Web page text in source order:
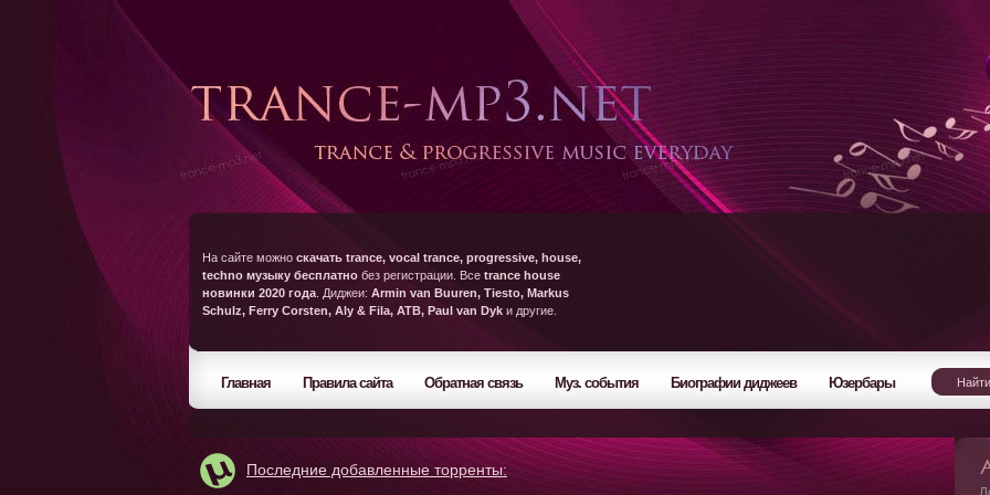
На сайте можно скачать trance, vocal trance, progressive, house,
techno музыку бесплатно без регистрации. Все trance house
новинки 2020 года . Диджеи: Armin van Buuren, Tiesto, Markus
Schulz, Ferry Corsten, Aly & Fila, ATB, Paul van Dyk и другие.
Главная Правила сайта Обратная связь Муз. события Биографии диджеев Юзербары
Последние добавленные торренты: